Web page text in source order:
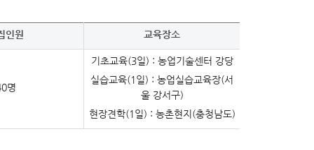
인원 교육장소
명
기초교육(3일) : 농업기술센터 강당
실습교육(1일) : 농업실습교육장(서
울 강서구)
현장견학(1일) : 농촌현지(충청남도)